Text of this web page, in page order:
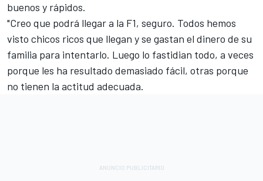
buenos y rápidos.
"Creo que podrá llegar a la F1, seguro. Todos hemos
visto chicos ricos que llegan y se gastan el dinero de su
familia para intentarlo. Luego lo fastidian todo, a veces
porque les ha resultado demasiado fácil, otras porque
no tienen la actitud adecuada.